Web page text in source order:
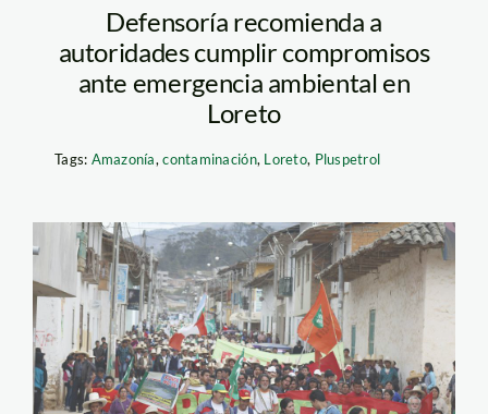
Defensoría recomienda a
autoridades cumplir compromisos
ante emergencia ambiental en
Loreto
Tags: Amazonía,contaminación, Loreto, Pluspetrol
celendín_jorge
chavez_conga